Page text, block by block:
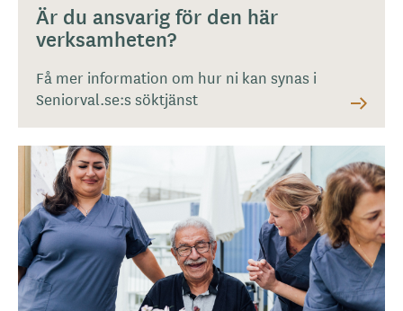
Är du ansvarig för den här
verksamheten?
Få mer information om hur ni kan synas i
Seniorval.se:s söktjänst